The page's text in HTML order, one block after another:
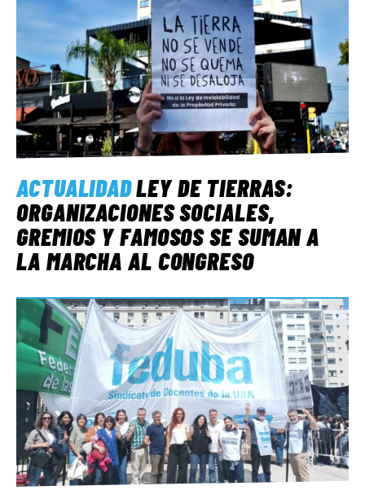
ACTUALIDADLEY DE TIERRAS:
ORGANIZACIONES SOCIALES,
GREMIOS Y FAMOSOS SE SUMAN A
LA MARCHA AL CONGRESO